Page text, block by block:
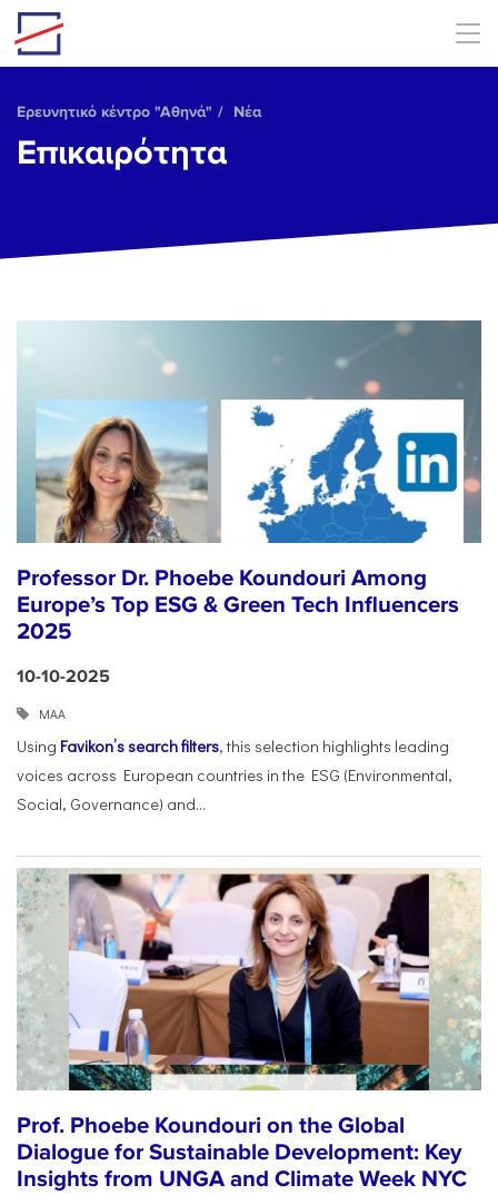
Skip to main content
Ερευνητικό κέντρο "Αθηνά" Νέα
Επικαιρότητα
Professor Dr. Phoebe Koundouri Among
Europe’s Top ESG & Green Tech Influencers
2025
10-10-2025
ΜΑΑ
Using Favikon’s search filters, this selection highlights leading
voices across European countries in the ESG (Environmental,
Social, Governance) and...
Prof. Phoebe Koundouri on the Global
Dialogue for Sustainable Development: Key
Insights from UNGA and Climate Week NYC